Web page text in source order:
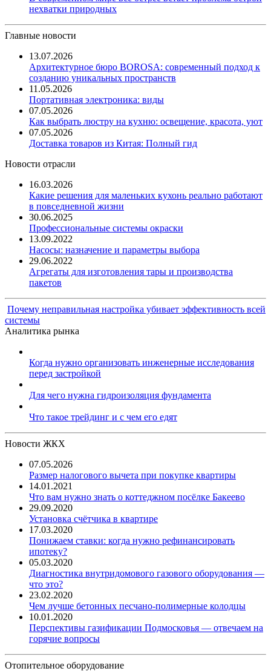
нехватки природных
Главные новости
13.07.2026
Архитектурное бюро BOROSA: современный подход к
созданию уникальных пространств
11.05.2026
Портативная электроника: виды
07.05.2026
Как выбрать люстру на кухню: освещение, красота, уют
07.05.2026
Доставка товаров из Китая: Полный гид
Новости отрасли
16.03.2026
Какие решения для маленьких кухонь реально работают
в повседневной жизни
30.06.2025
Профессиональные системы окраски
13.09.2022
Насосы: назначение и параметры выбора
29.06.2022
Агрегаты для изготовления тары и производства
пакетов
Почему неправильная настройка убивает эффективность всей
системы
Аналитика рынка
Когда нужно организовать инженерные исследования
перед застройкой
Для чего нужна гидроизоляция фундамента
Что такое трейдинг и с чем его едят
Новости ЖКХ
07.05.2026
Размер налогового вычета при покупке квартиры
14.01.2021
Что вам нужно знать о коттеджном посёлке Бакеево
29.09.2020
Установка счётчика в квартире
17.03.2020
Понижаем ставки: когда нужно рефинансировать
ипотеку?
05.03.2020
Диагностика внутридомового газового оборудования —
что это?
23.02.2020
Чем лучше бетонных песчано-полимерные колодцы
10.01.2020
Перспективы газификации Подмосковья — отвечаем на
горячие вопросы
Отопительное оборудование